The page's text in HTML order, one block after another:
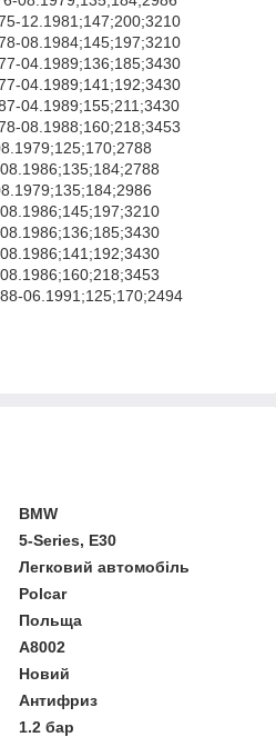
12.1981;147;200;3210
08.1984;145;197;3210
04.1989;136;185;3430
04.1989;141;192;3430
04.1989;155;211;3430
08.1988;160;218;3453
06.1991;125;170;2494
BMW
5-Series, E30
Легковий автомобіль
Polcar
Польща
A8002
Новий
Антифриз
1.2 бар